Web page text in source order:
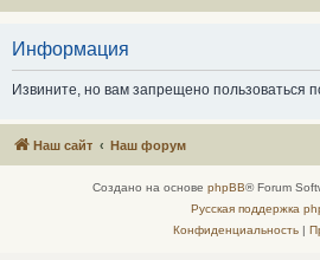
Информация
Извините, но вам запрещено пользоваться
Наш сайт Наш форум
Создано на основе phpBB® Forum
Русская поддержка
Конфиденциальность|